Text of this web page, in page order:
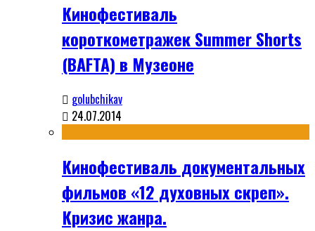
Кинофестиваль
короткометражек Summer Shorts
(BAFTA) в Музеоне
golubchikav
24.07.2014
Кинофестиваль документальных
фильмов «12 духовных скреп».
Кризис жанра.